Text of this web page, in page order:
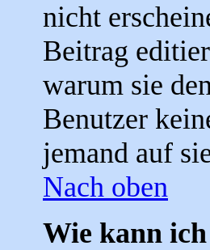
nicht
Beitrag
warum sie
Benutzer
jemand auf
Nach oben
Wie kann